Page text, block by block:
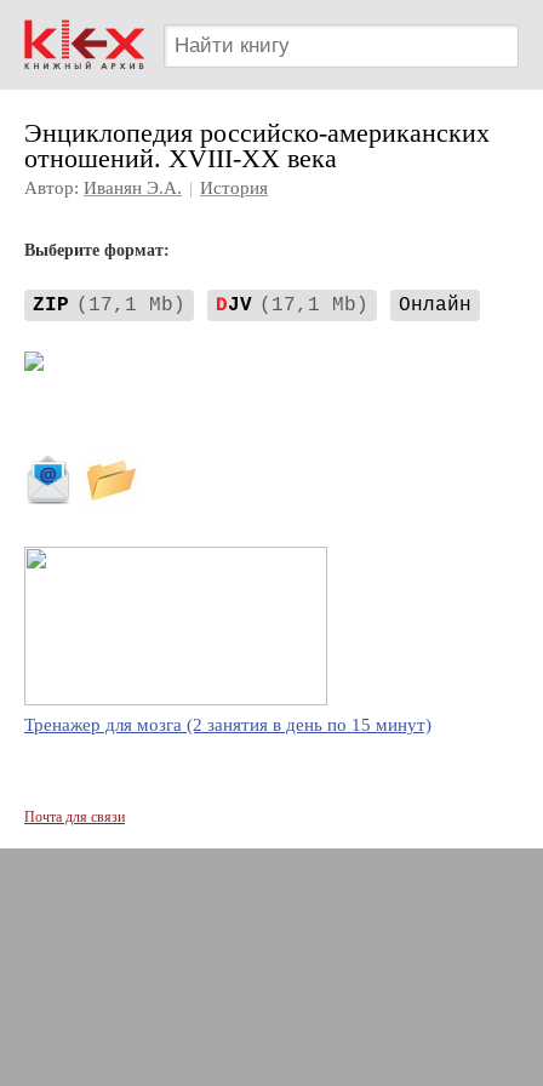
Энциклопедия российско-американских
отношений. XVIII-XX века
Автор: Иванян Э.А. | История
Выберите формат:
ZIP (17,1 Mb) DJV (17,1 Mb) Онлайн
Тренажер для мозга (2 занятия в день по 15 минут)
Почта для связи